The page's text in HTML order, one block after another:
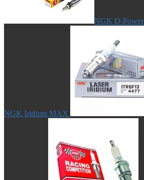
NGK D-Power
NGK Iridium MAX